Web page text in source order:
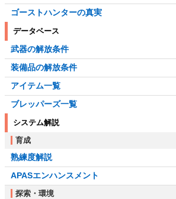
ゴーストハンターの真実
データベース
武器の解放条件
装備品の解放条件
アイテム一覧
ブレッパーズ一覧
システム解説
育成
熟練度解説
APASエンハンスメント
探索・環境